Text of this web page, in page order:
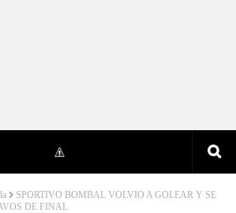
SPORTIVO BOMBAL VOLVIÓ A GOLEAR Y SE
DE FINAL